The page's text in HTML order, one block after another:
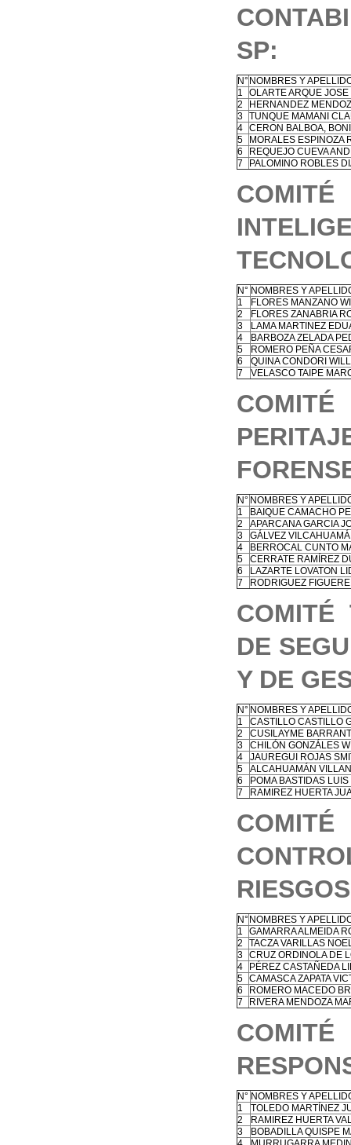
SP:
N° NOMBRES Y
1
OLARTE ARQUE
2
HERNANDEZ
3 TUNQUE MAMANI
4 CERON BALBOA,
5
MORALES ESPINOZA
6
REQUEJO CUEVA
7
PALOMINO ROBLES
N° NOMBRES Y
1
FLORES MANZANO
2
FLORES ZANABRIA
3
LAMA MARTINEZ
4
BARBOZA ZELADA
5
ROMERO PEÑA
6
QUINA CONDORI
7
VELASCO TAIPE
N° NOMBRES Y
1
BAIQUE CAMACHO
2
APARCANA GARCIA
3
GÁLVEZ
4
BERROCAL CUNTO
5
CERRATE RAMÍREZ
6
LAZARTE LOVATON
7
RODRIGUEZ
COMITÉ
DE
Y DE
N° NOMBRES Y
1
CASTILLO CASTILLO
2
CUSILAYME
3
CHILÓN GONZÁLES
4
JAUREGUI ROJAS
5
ALCAHUAMÁN
6
POMA BASTIDAS
7
RAMIREZ HUERTA
N° NOMBRES Y
1
GAMARRA ALMEIDA
2
TACZA VARILLAS
3 CRUZ ORDINOLA DE
4
PÉREZ CASTAÑEDA
5 CAMASCA ZAPATA
6
ROMERO MACEDO
7
RIVERA MENDOZA
N° NOMBRES Y
1
TOLEDO MARTÍNEZ
2
RAMIREZ HUERTA
3
BOBADILLA QUISPE